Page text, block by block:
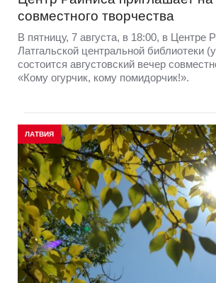
совместного творчества
В пятницу, 7 августа, в 18:00, в Центре
Латгальской центральной библиотеки
состоится августовский вечер
«Кому огурчик, кому помидорчик!».
ЛАТВИЯ